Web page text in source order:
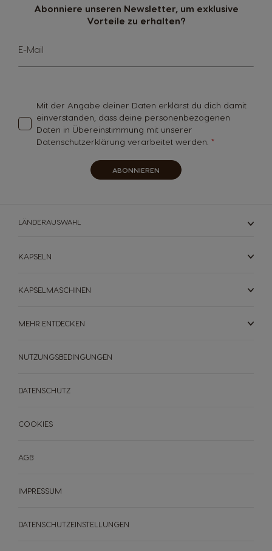
Abonniere unseren Newsletter, um exklusive
Vorteile zu erhalten?
Melde
dich
für
E-Mail
Mit der Angabe deiner Daten erklärst du dich damit
einverstanden, dass deine personenbezogenen
Daten in Übereinstimmung mit unserer
Datenschutzerklärung verarbeitet werden.
ABONNIEREN
LÄNDERAUSWAHL
KAPSELN
KAPSELMASCHINEN
MEHR ENTDECKEN
NUTZUNGSBEDINGUNGEN
DATENSCHUTZ
COOKIES
AGB
IMPRESSUM
DATENSCHUTZEINSTELLUNGEN